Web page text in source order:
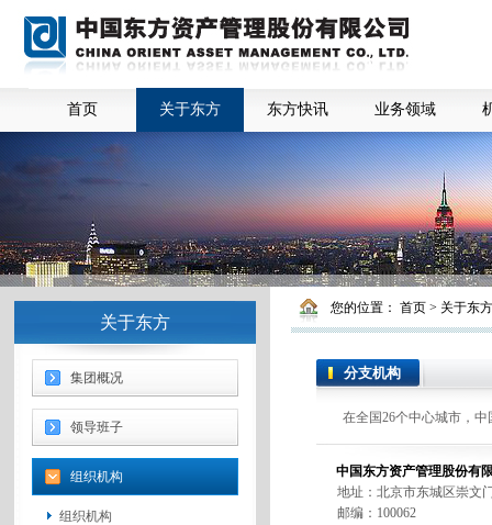
首页 关于东方 东方快讯 业务领域
关于东方
集团概况
领导班子
组织机构
组织机构
您的位置： 首页 > 关于东方
分支机构
在全国26个中心城市，中
中国东方资产管理股份有
地址：北京市东城区崇文
邮编：100062